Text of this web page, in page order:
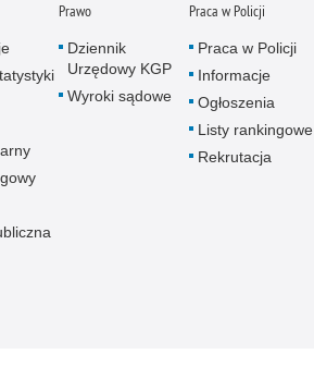
Prawo
Dziennik
Urzędowy KGP
Wyroki sądowe
Praca w Policji
Praca w Policji
Informacje
Ogłoszenia
Listy rankingowe
Rekrutacja